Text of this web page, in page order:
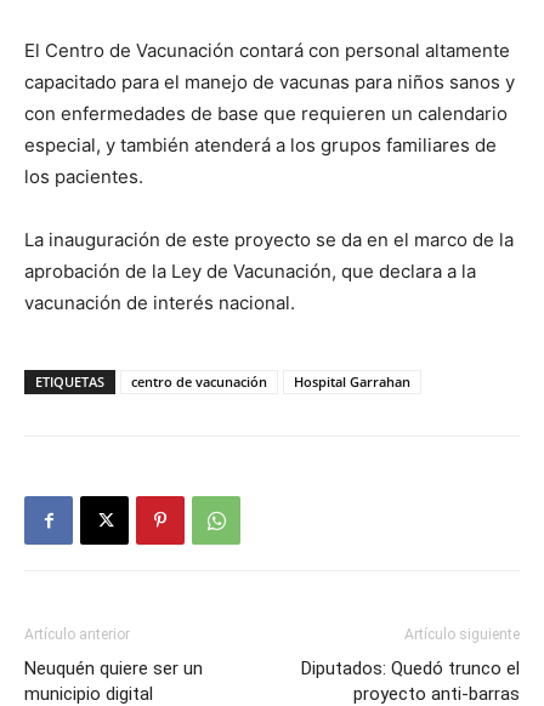
El Centro de Vacunación contará con personal altamente
capacitado para el manejo de vacunas para niños sanos y
con enfermedades de base que requieren un calendario
especial, y también atenderá a los grupos familiares de
los pacientes.
La inauguración de este proyecto se da en el marco de la
aprobación de la Ley de Vacunación, que declara a la
vacunación de interés nacional.
ETIQUETAS centro de vacunación Hospital Garrahan
Artículo anterior
Neuquén quiere ser un
municipio digital
Artículo siguiente
Diputados: Quedó trunco el
proyecto anti-barras